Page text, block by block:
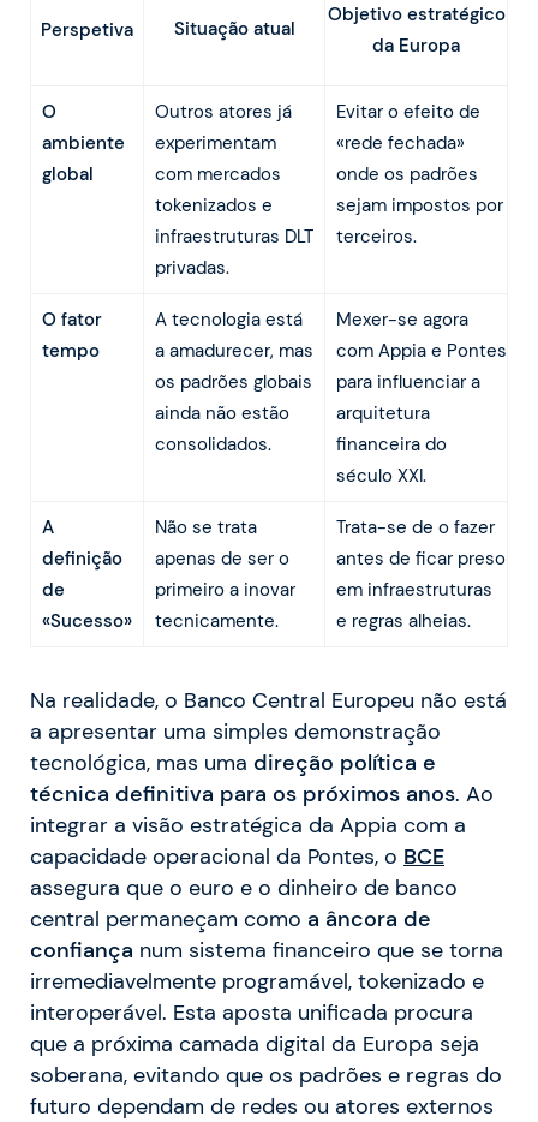
Perspetiva Situação atual
Objetivo estratégico
da Europa
O
ambiente
global
Outros atores já
experimentam
com mercados
tokenizados e
infraestruturas DLT
privadas.
Evitar o efeito de
«rede fechada»
onde os padrões
sejam impostos por
terceiros.
O fator
tempo
A tecnologia está
a amadurecer, mas
os padrões globais
ainda não estão
consolidados.
Mexer-se agora
com Appia e Pontes
para influenciar a
arquitetura
financeira do
século XXI.
A
definição
de
«Sucesso»
Não se trata
apenas de ser o
primeiro a inovar
tecnicamente.
Trata-se de o fazer
antes de ficar preso
em infraestruturas
e regras alheias.
Na realidade, o Banco Central Europeu não está
a apresentar uma simples demonstração
tecnológica, mas uma direção política e
técnica definitiva para os próximos anos. Ao
integrar a visão estratégica da Appia com a
capacidade operacional da Pontes, o BCE
assegura que o euro e o dinheiro de banco
central permaneçam como a âncora de
confiança num sistema financeiro que se torna
irremediavelmente programável, tokenizado e
interoperável. Esta aposta unificada procura
que a próxima camada digital da Europa seja
soberana, evitando que os padrões e regras do
futuro dependam de redes ou atores externos